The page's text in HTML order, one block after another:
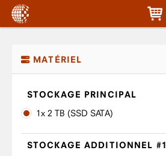
MATÉRIEL
STOCKAGE PRINCIPAL
1x 2 TB (SSD SATA)
STOCKAGE ADDITIONNEL #1